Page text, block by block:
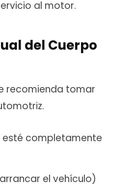
al motor.
del Cuerpo
recomienda tomar
esté completamente
el vehículo)